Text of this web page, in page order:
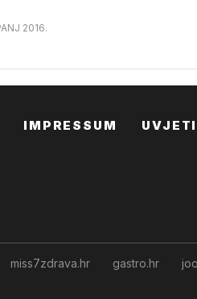
2016.
IMPRESSUM
miss7zdrava.hr gastro.hr